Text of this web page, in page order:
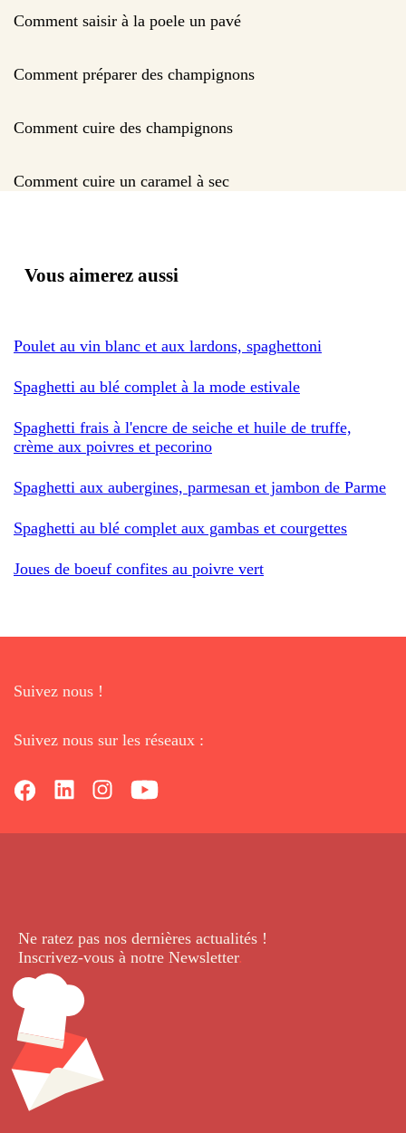
Comment saisir à la poele un pavé
Comment préparer des champignons
Comment cuire des champignons
Comment cuire un caramel à sec
Vous aimerez aussi
Poulet au vin blanc et aux lardons, spaghettoni
Spaghetti au blé complet à la mode estivale
Spaghetti frais à l'encre de seiche et huile de truffe,
crème aux poivres et pecorino
Spaghetti aux aubergines, parmesan et jambon de Parme
Spaghetti au blé complet aux gambas et courgettes
Joues de boeuf confites au poivre vert
Suivez nous !
Suivez nous sur les réseaux :
Ne ratez pas nos dernières actualités !
Inscrivez-vous à notre Newsletter.